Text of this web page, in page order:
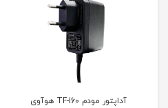
آداپتور مودم TF-i60 هوآوی